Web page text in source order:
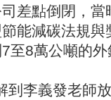
差點倒閉，當
能減碳法規
至8萬公噸的
李義發老師